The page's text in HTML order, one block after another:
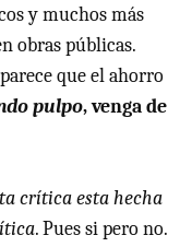
y muchos más
obras públicas.
que el ahorro
pulpo, venga de
crítica esta hecha
. Pues si pero no.